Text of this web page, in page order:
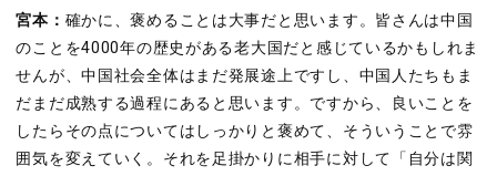
宮本： 確かに、褒めることは大事だと思います。皆さんは中国
のことを4000年の歴史がある老大国だと感じているかもしれま
せんが、中国社会全体はまだ発展途上ですし、中国人たちもま
だまだ成熟する過程にあると思います。ですから、良いことを
したらその点についてはしっかりと褒めて、そういうことで雰
囲気を変えていく。それを足掛かりに相手に対して「自分は関